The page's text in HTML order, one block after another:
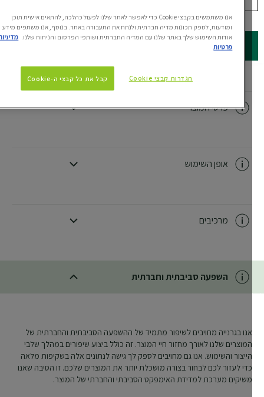
פרטי המוצר
אופן השימוש
מרכיבים
השפעה סביבתית וחברתית
אנו בגרנייה מחויבים לשיפור מתמיד של ההשפעה הסביבתית והחברתית של
המוצרים שלנו לאורך מחזור חיי המוצר. זה כולל ביצוע שיפורים במהלך שלבי
הייצור והשימוש. אנו גם מחויבים לספק לך גישה לנתונים אלה בשקיפות מלאה
כדי לעזור לכם לבחור בצורה מושכלת יותר את המוצרים שלכם. זו הסיבה שאנו
משיקים מערכת למדידת האימפקט הסביבתי והחברתי של המוצר.
אנו משתמשים בקבצי Cookie כדי לאפשר לאתר שלנו לפעול כהלכה, להתאים אישית תוכן
ומודעות, לספק תכונות מדיה חברתית ולנתח את התעבורה באתר. בנוסף, אנו משתפים מידע
אודות השימוש שלך באתר שלנו עם המדיה החברתית ושותפי הפרסום והניתוח שלנו. מדיניות
פרטיות
הגדרות קבצי Cookie קבל את כל קבצי ה-Cookie